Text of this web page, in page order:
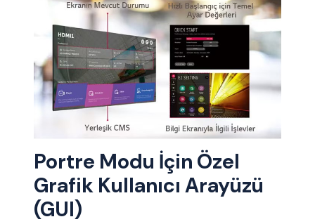
Portre Modu İçin Özel
Grafik Kullanıcı Arayüzü
(GUI)